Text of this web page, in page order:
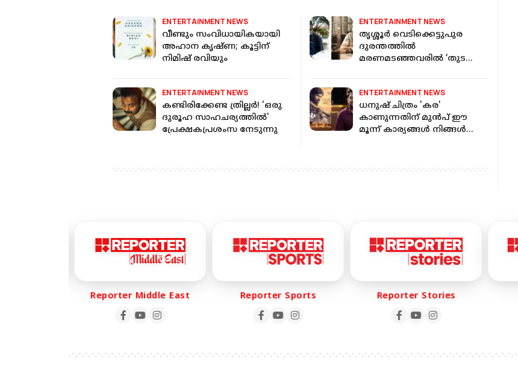
ENTERTAINMENT NEWS
വീണ്ടും സംവിധായികയായി
അഹാന കൃഷ്ണ; കൂട്ടിന്
നിമിഷ് രവിയും
ENTERTAINMENT NEWS
തൃശ്ശൂര്‍ വെടിക്കെട്ടുപുര
ദുരന്തത്തിൽ
മരണമ‍ടഞ്ഞവരിൽ ‘തുടക്കം’
ENTERTAINMENT NEWS
കണ്ടിരിക്കേണ്ട ത്രില്ലർ! 'ഒരു
ദുരൂഹ സാഹചര്യത്തിൽ'
പ്രേക്ഷകപ്രശംസ നേടുന്നു
ENTERTAINMENT NEWS
ധനുഷ് ചിത്രം 'കര'
കാണുന്നതിന് മുൻപ് ഈ
മൂന്ന് കാര്യങ്ങൾ നിങ്ങൾ
സംവിധായകൻ
Reporter Middle East Reporter Sports Reporter Stories